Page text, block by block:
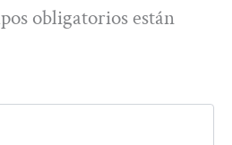
obligatorios están